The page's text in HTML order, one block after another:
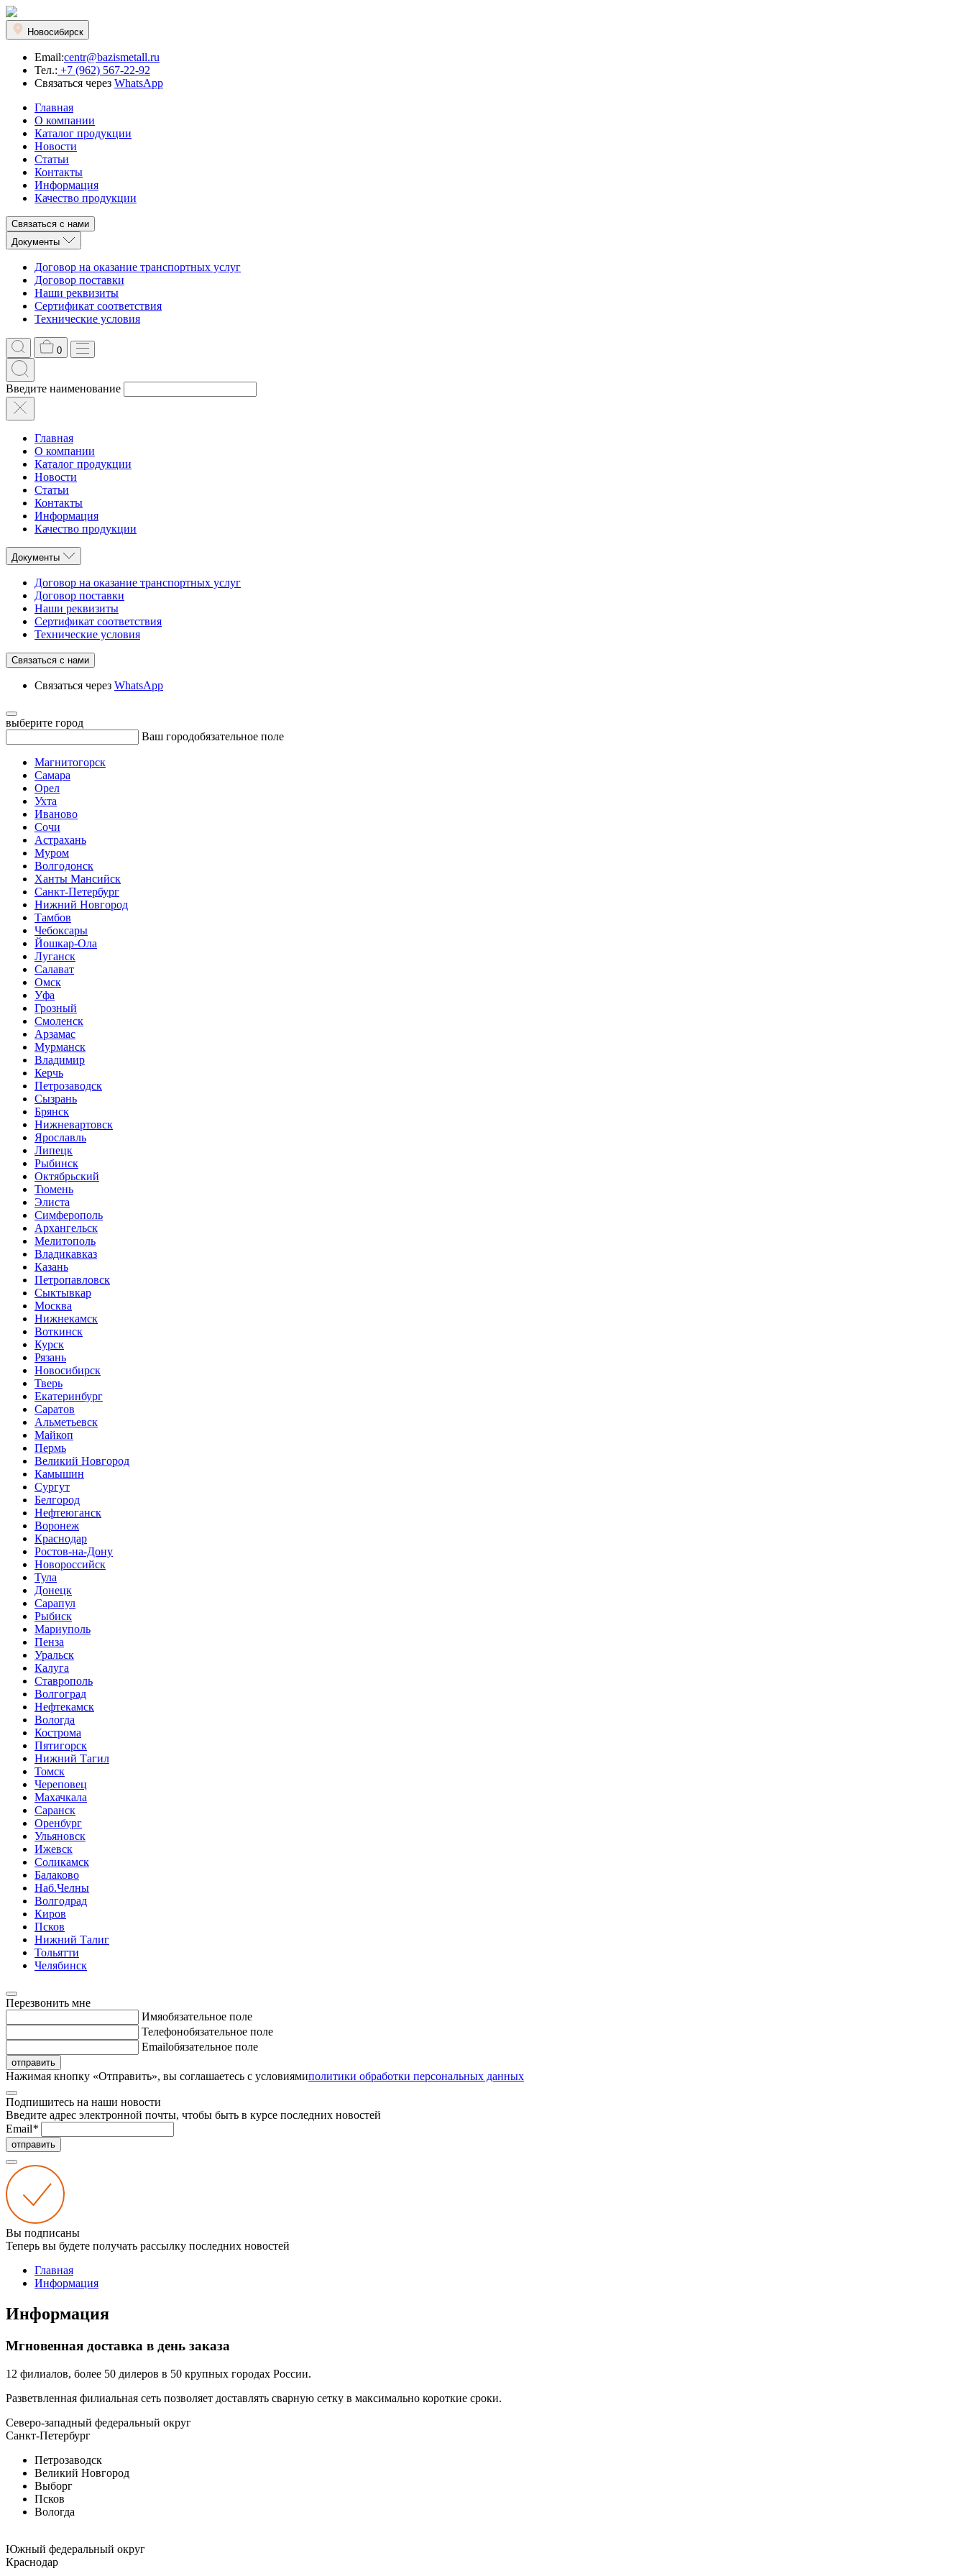
Новосибирск
Email:centr@bazismetall.ru
Тел.: +7 (962) 567-22-92
Связаться через WhatsApp
Главная
О компании
Каталог продукции
Новости
Статьи
Контакты
Информация
Качество продукции
Связаться с нами
Документы
Договор на оказание транспортных услуг
Договор поставки
Наши реквизиты
Сертификат соответствия
Технические условия
0
Введите наименование
Главная
О компании
Каталог продукции
Новости
Статьи
Контакты
Информация
Качество продукции
Документы
Договор на оказание транспортных услуг
Договор поставки
Наши реквизиты
Сертификат соответствия
Технические условия
Связаться с нами
Связаться через WhatsApp
выберите город
Ваш городобязательное поле
Магнитогорск
Самара
Орел
Ухта
Иваново
Сочи
Астрахань
Муром
Волгодонск
Ханты Мансийск
Санкт-Петербург
Нижний Новгород
Тамбов
Чебоксары
Йошкар-Ола
Луганск
Салават
Омск
Уфа
Грозный
Смоленск
Арзамас
Мурманск
Владимир
Керчь
Петрозаводск
Сызрань
Брянск
Нижневартовск
Ярославль
Липецк
Рыбинск
Октябрьский
Тюмень
Элиста
Симферополь
Архангельск
Мелитополь
Владикавказ
Казань
Петропавловск
Сыктывкар
Москва
Нижнекамск
Воткинск
Курск
Рязань
Новосибирск
Тверь
Екатеринбург
Саратов
Альметьевск
Майкоп
Пермь
Великий Новгород
Камышин
Сургут
Белгород
Нефтеюганск
Воронеж
Краснодар
Ростов-на-Дону
Новороссийск
Тула
Донецк
Сарапул
Рыбиск
Мариуполь
Пенза
Уральск
Калуга
Ставрополь
Волгоград
Нефтекамск
Вологда
Кострома
Пятигорск
Нижний Тагил
Томск
Череповец
Махачкала
Саранск
Оренбург
Ульяновск
Ижевск
Соликамск
Балаково
Наб.Челны
Волгодрад
Киров
Псков
Нижний Талиг
Тольятти
Челябинск
Перезвонить мне
Имяобязательное поле
Телефонобязательное поле
Emailобязательное поле
отправить
Нажимая кнопку «Отправить», вы соглашаетесь с условиямиполитики обработки персональных данных
Подпишитесь на наши новости
Введите адрес электронной почты, чтобы быть в курсе последних новостей
Email*
отправить
Вы подписаны
Теперь вы будете получать рассылку последних новостей
Главная
Информация
Информация
Мгновенная доставка в день заказа
12 филиалов, более 50 дилеров в 50 крупных городах России.
Разветвленная филиальная сеть позволяет доставлять сварную сетку в максимально короткие сроки.
Северо-западный федеральный округ
Санкт-Петербург
Петрозаводск
Великий Новгород
Выборг
Псков
Вологда
Южный федеральный округ
Краснодар